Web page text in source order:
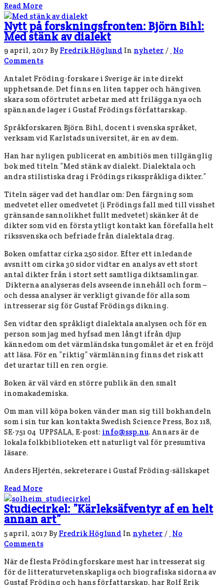
Read More
Nytt på forskningsfronten: Björn Bihl:
Med stänk av dialekt
9 april, 2017 By Fredrik Höglund In nyheter / No
Comments
Antalet Fröding-forskare i Sverige är inte direkt
upphetsande. Det finns en liten tapper och hängiven
skara som oförtrutet arbetar med att frilägga nya och
spännande lager i Gustaf Frödings författarskap.
Språkforskaren Björn Bihl, docent i svenska språket,
verksam vid Karlstads universitet, är en av dem.
Han har nyligen publicerat en ambitiös men tillgänglig
bok med titeln ”Med stänk av dialekt. Dialektala och
andra stilistiska drag i Frödings riksspråkliga dikter.”
Titeln säger vad det handlar om: Den färgning som
medvetet eller omedvetet (i Frödings fall med till visshet
gränsande sannolikhet fullt medvetet) skänker åt de
dikter som vid en första ytligt kontakt kan förefalla helt
rikssvenska och befriade från dialektala drag.
Boken omfattar cirka 250 sidor. Efter ett inledande
avsnitt om cirka 30 sidor vidtar en analys av ett stort
antal dikter från i stort sett samtliga diktsamlingar.
Dikterna analyseras dels avseende innehåll och form –
och dessa analyser är verkligt givande för alla som
intresserar sig för Gustaf Frödings dikning.
Sen vidtar den språkligt dialektala analysen och för en
person som jag med hyfsad men långt ifrån djup
kännedom om det värmländska tungomålet är et en fröjd
att läsa. För en ”riktig” värmlänning finns det risk att
det urartar till en ren orgie.
Boken är väl värd en större publik än den smalt
inomakademiska.
Om man vill köpa boken vänder man sig till bokhandeln
som i sin tur kan kontakta Swedish Science Press, Box 118,
SE-751 04 UPPSALA, E-post: info@ssp.nu. Annars är de
lokala folkbiblioteken ett naturligt val för presumtiva
läsare.
Anders Hjertén, sekreterare i Gustaf Fröding-sällskapet
Read More
Studiecirkel: ”Kärleksäfventyr af en helt
annan art”
5 april, 2017 By Fredrik Höglund In nyheter / No
Comments
När de flesta Frödingforskare mest har intresserat sig
för de litteraturvetenskapliga och biografiska sidorna av
Gustaf Fröding och hans författarskap, har Rolf Erik